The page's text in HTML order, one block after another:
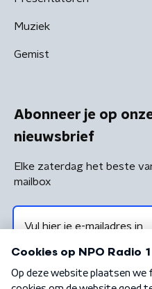
Muziek
Gemist
Abonneer je op
nieuwsbrief
Elke zaterdag het beste
mailbox